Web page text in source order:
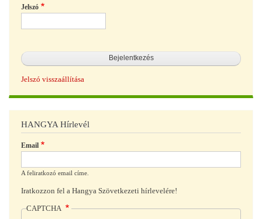
Jelszó
Jelszó visszaállítása
HANGYA Hírlevél
Email
A feliratkozó email címe.
Iratkozzon fel a Hangya Szövetkezeti hírlevelére!
CAPTCHA